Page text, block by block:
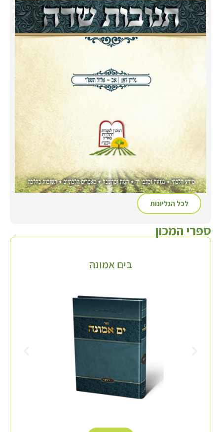
לכל הגליונות
ספרי המכון
בים אמונה